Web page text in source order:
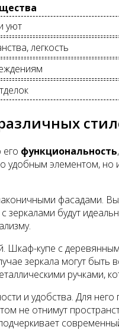
уют
легкость
функциональность
удобным элементом,
зеркалами будут
Шкаф-купе с
зеркала могут
ручками,
и удобства. Для
не отнимут